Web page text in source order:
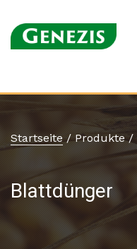
Startseite/Produkte/
Blattdünger